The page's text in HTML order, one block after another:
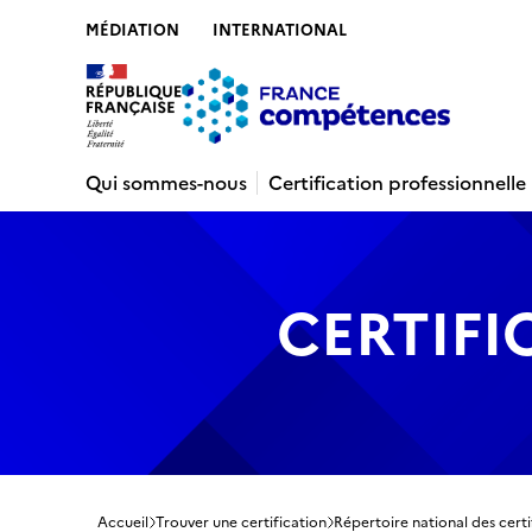
MÉDIATION INTERNATIONAL
Qui sommes-nous
Certification professionnelle
Accueil Trouver une certification Répertoire national des